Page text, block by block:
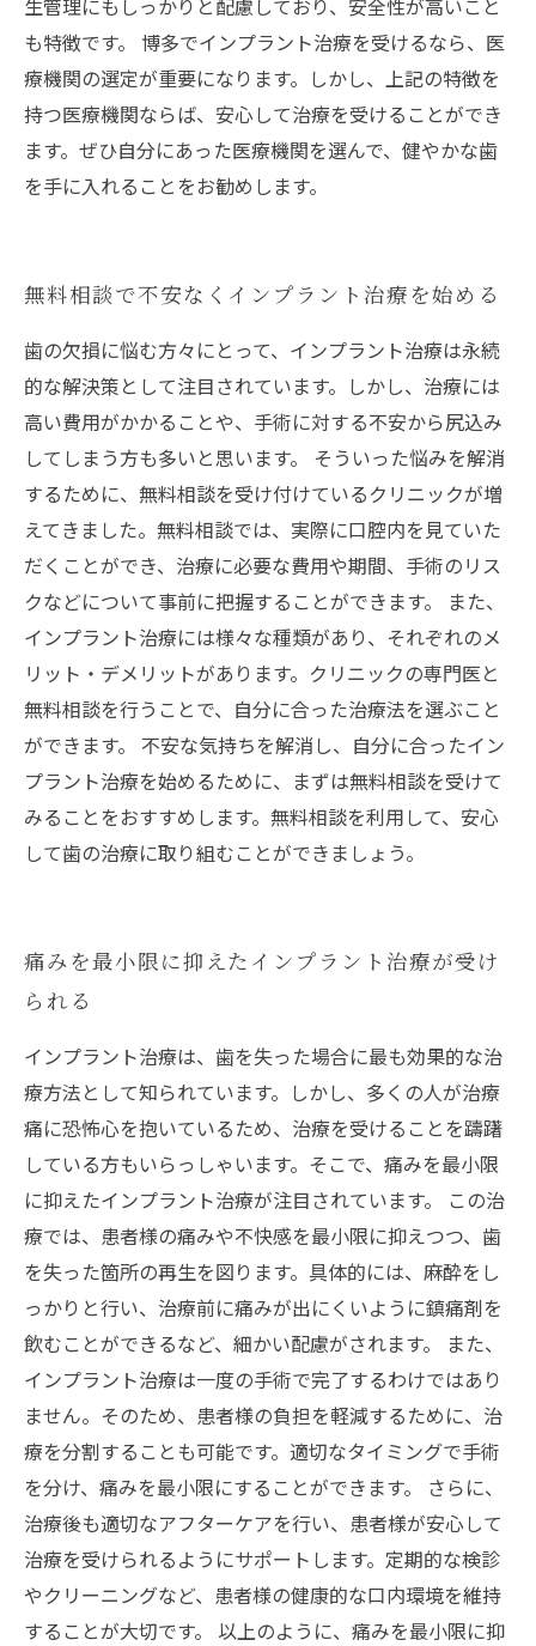
生管理にもしっかりと配慮しており、安全性が高いこと
も特徴です。 博多でインプラント治療を受けるなら、医
療機関の選定が重要になります。しかし、上記の特徴を
持つ医療機関ならば、安心して治療を受けることができ
ます。ぜひ自分にあった医療機関を選んで、健やかな歯
を手に入れることをお勧めします。
無料相談で不安なくインプラント治療を始める
歯の欠損に悩む方々にとって、インプラント治療は永続
的な解決策として注目されています。しかし、治療には
高い費用がかかることや、手術に対する不安から尻込み
してしまう方も多いと思います。 そういった悩みを解消
するために、無料相談を受け付けているクリニックが増
えてきました。無料相談では、実際に口腔内を見ていた
だくことができ、治療に必要な費用や期間、手術のリス
クなどについて事前に把握することができます。 また、
インプラント治療には様々な種類があり、それぞれのメ
リット・デメリットがあります。クリニックの専門医と
無料相談を行うことで、自分に合った治療法を選ぶこと
ができます。 不安な気持ちを解消し、自分に合ったイン
プラント治療を始めるために、まずは無料相談を受けて
みることをおすすめします。無料相談を利用して、安心
して歯の治療に取り組むことができましょう。
痛みを最小限に抑えたインプラント治療が受け
られる
インプラント治療は、歯を失った場合に最も効果的な治
療方法として知られています。しかし、多くの人が治療
痛に恐怖心を抱いているため、治療を受けることを躊躇
している方もいらっしゃいます。そこで、痛みを最小限
に抑えたインプラント治療が注目されています。 この治
療では、患者様の痛みや不快感を最小限に抑えつつ、歯
を失った箇所の再生を図ります。具体的には、麻酔をし
っかりと行い、治療前に痛みが出にくいように鎮痛剤を
飲むことができるなど、細かい配慮がされます。 また、
インプラント治療は一度の手術で完了するわけではあり
ません。そのため、患者様の負担を軽減するために、治
療を分割することも可能です。適切なタイミングで手術
を分け、痛みを最小限にすることができます。 さらに、
治療後も適切なアフターケアを行い、患者様が安心して
治療を受けられるようにサポートします。定期的な検診
やクリーニングなど、患者様の健康的な口内環境を維持
することが大切です。 以上のように、痛みを最小限に抑